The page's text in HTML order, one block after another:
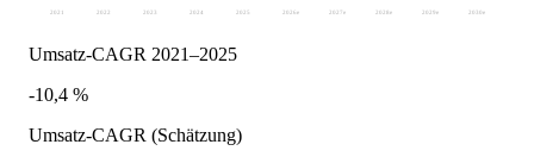
2021 2022 2023 2024 2025 2026 e 2027 e 2028 e 2029 e 2030e
Umsatz-CAGR 2021–2025
-10,4 %
Umsatz-CAGR (Schätzung)